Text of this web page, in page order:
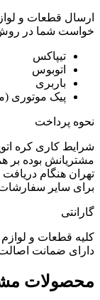
ارسال قطعات و
خواست شما در
تیپاکس
اتوبوس
باربری
پیک موتوری
نحوه پرداخت
شرایط کاری کره
مشتریانش بوده بر
تهران هنگام
برای سایر سفارشات
گارانتی
کلیه قطعات و لوازم
دارای ضمانت
محصولات